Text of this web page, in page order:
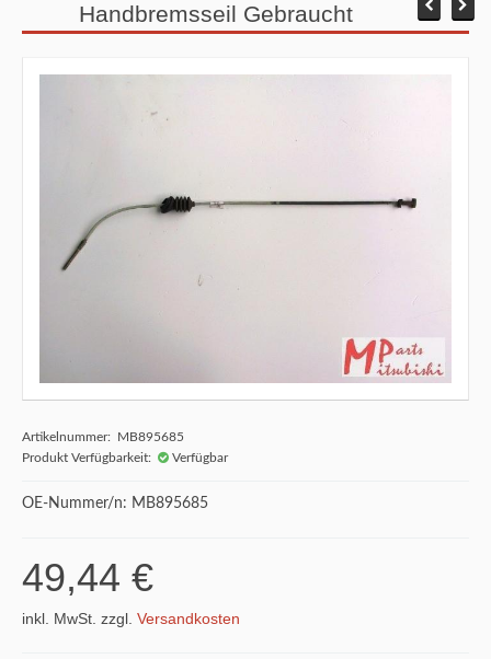
Handbremsseil Gebraucht
Artikelnummer: MB895685
Produkt Verfügbarkeit:
Verfügbar
OE-Nummer/n: MB895685
49,44 €
inkl. MwSt. zzgl. Versandkosten